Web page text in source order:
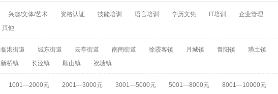
兴趣/文体/艺术 资格认证 技能培训 语言培训 学历文凭 IT培训
企业管理
其他
临港街道 城东街道 云亭街道 南闸街道 徐霞客镇 月城镇 青阳镇
璜土镇
新桥镇 长泾镇 顾山镇 祝塘镇
1001—2000元 2001—3000元 3001—5000元 5001—8000元
8001—10000元